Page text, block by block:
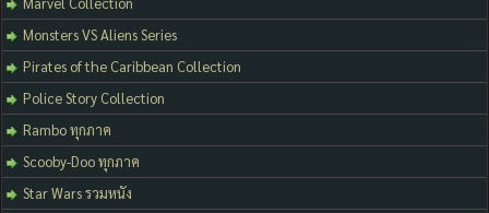
Monsters VS Aliens Series
Pirates of the Caribbean Collection
Police Story Collection
Rambo ทุกภาค
Scooby-Doo ทุกภาค
Star Wars รวมหนัง